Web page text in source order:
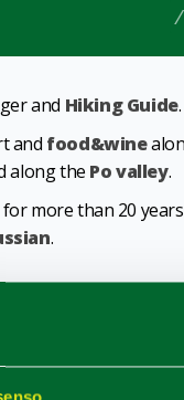
and Hiking Guide.
and food&wine
along the Po valley.
more than 20
.